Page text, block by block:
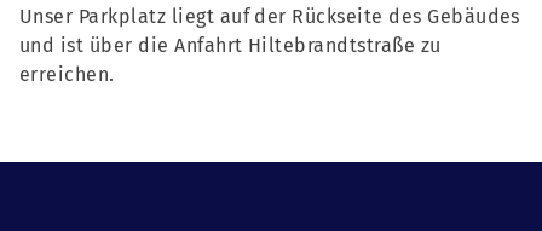
Unser Parkplatz liegt auf der Rückseite des Gebäudes
und ist über die Anfahrt Hiltebrandtstraße zu
erreichen.